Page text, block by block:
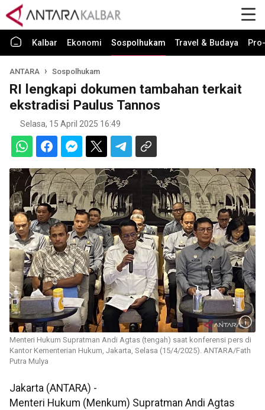
Kalbar Ekonomi Sospolhukam Travel & Budaya
ANTARA Sospolhukam
RI lengkapi dokumen tambahan terkait
ekstradisi Paulus Tannos
Selasa, 15 April 2025 16:49
Menteri Hukum Supratman Andi Agtas (tengah) saat konferensi pers di
Kantor Kementerian Hukum, Jakarta, Selasa (15/4/2025). ANTARA/Fath
Putra Mulya
Jakarta (ANTARA) -
Menteri Hukum (Menkum) Supratman Andi Agtas